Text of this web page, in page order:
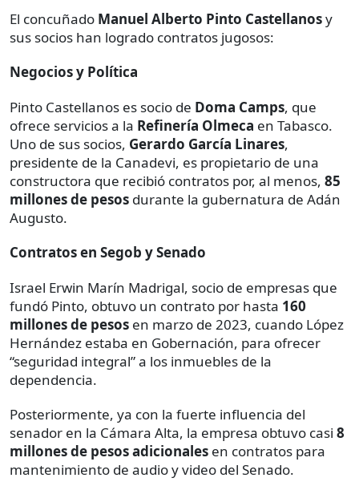
El concuñado Manuel Alberto Pinto Castellanosy
sus socios han logrado contratos jugosos:
Negocios y Política
Pinto Castellanos es socio de Doma Camps, que
ofrece servicios a la Refinería Olmeca en Tabasco.
Uno de sus socios, Gerardo García Linares,
presidente de la Canadevi, es propietario de una
constructora que recibió contratos por, al menos, 85
millones de pesos durante la gubernatura de Adán
Augusto.
Contratos en Segob y Senado
Israel Erwin Marín Madrigal, socio de empresas que
fundó Pinto, obtuvo un contrato por hasta 160
millones de pesos en marzo de 2023, cuando López
Hernández estaba en Gobernación, para ofrecer
“seguridad integral” a los inmuebles de la
dependencia.
Posteriormente, ya con la fuerte influencia del
senador en la Cámara Alta, la empresa obtuvo casi 8
millones de pesos adicionales en contratos para
mantenimiento de audio y video del Senado.